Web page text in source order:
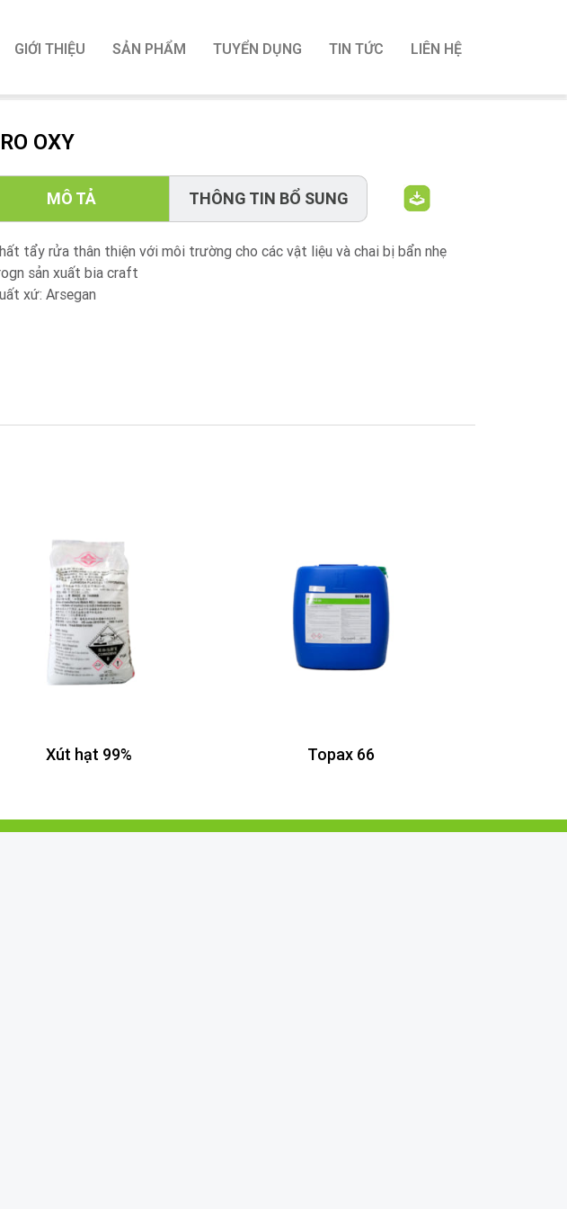
GIỚI THIỆU SẢN PHẨM TUYỂN DỤNG TIN TỨC LIÊN HỆ
OXY
MÔ TẢ THÔNG TIN BỔ SUNG
tẩy rửa thân thiện với môi trường cho các vật liệu và chai bị bẩn nhẹ
sản xuất bia craft
xứ: Arsegan
Xút hạt 99% Topax 66